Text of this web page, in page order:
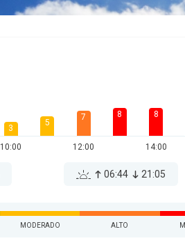
3
10:00
5
7
12:00
8 8
14:00
06:44 21:05
MODERADO ALTO